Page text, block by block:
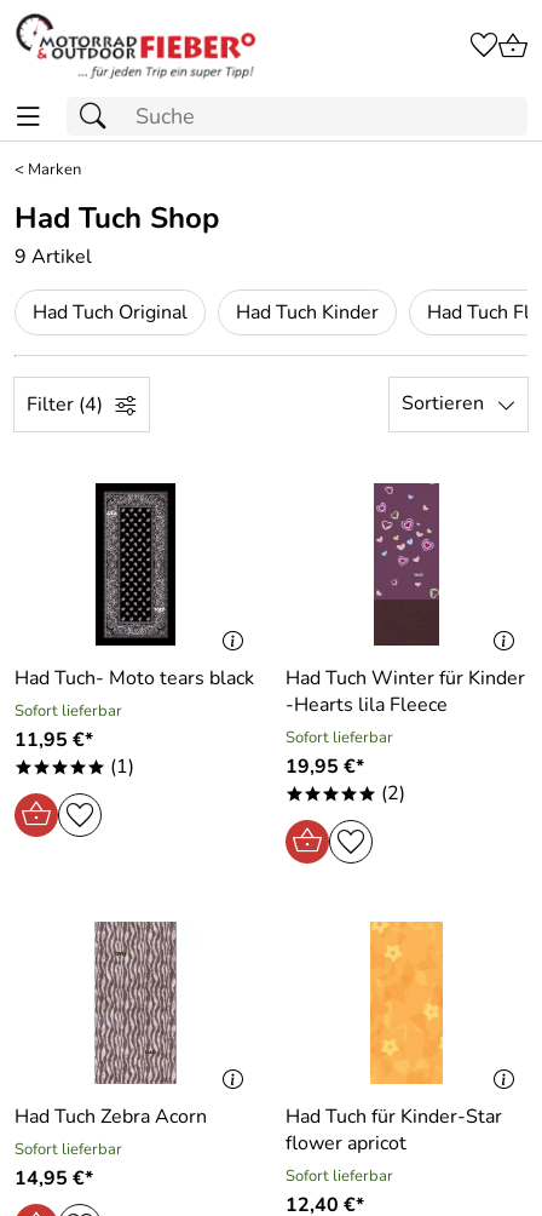
< Marken
Had Tuch Shop
9 Artikel
Had Tuch Original Had Tuch Kinder Had Tuch
Filter (4) Sortieren
Had Tuch- Moto tears black
Sofort lieferbar
11,95 €*
***** (1)
Had Tuch Winter für Kinder
-Hearts lila Fleece
Sofort lieferbar
19,95 €*
***** (2)
Had Tuch Zebra Acorn
Sofort lieferbar
14,95 €*
Had Tuch für Kinder-Star
flower apricot
Sofort lieferbar
12,40 €*